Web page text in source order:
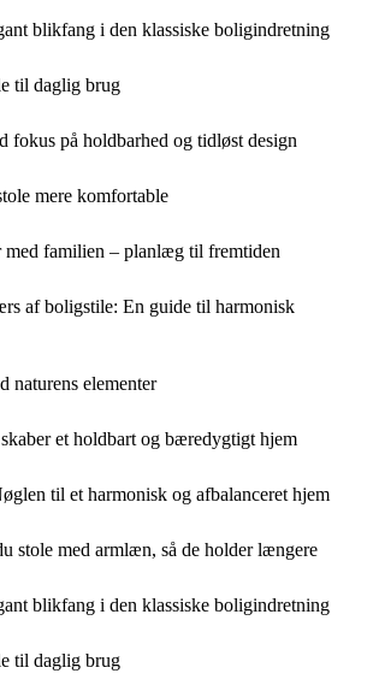
blikfang i den klassiske boligindretning
til daglig brug
fokus på holdbarhed og tidløst design
mere komfortable
med familien – planlæg til fremtiden
af boligstile: En guide til harmonisk
naturens elementer
et holdbart og bæredygtigt hjem
til et harmonisk og afbalanceret hjem
stole med armlæn, så de holder længere
blikfang i den klassiske boligindretning
til daglig brug